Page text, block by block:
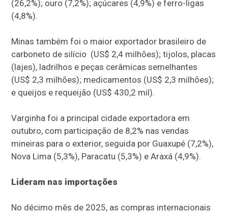
(26,2%); ouro (7,2%); açúcares (4,9%) e ferro-ligas
(4,8%).
Minas também foi o maior exportador brasileiro de
carboneto de silício (US$ 2,4 milhões); tijolos, placas
(lajes), ladrilhos e peças cerâmicas semelhantes
(US$ 2,3 milhões); medicamentos (US$ 2,3 milhões);
e queijos e requeijão (US$ 430,2 mil).
Varginha foi a principal cidade exportadora em
outubro, com participação de 8,2% nas vendas
mineiras para o exterior, seguida por Guaxupé (7,2%),
Nova Lima (5,3%), Paracatu (5,3%) e Araxá (4,9%).
Lideram nas importações
No décimo mês de 2025, as compras internacionais